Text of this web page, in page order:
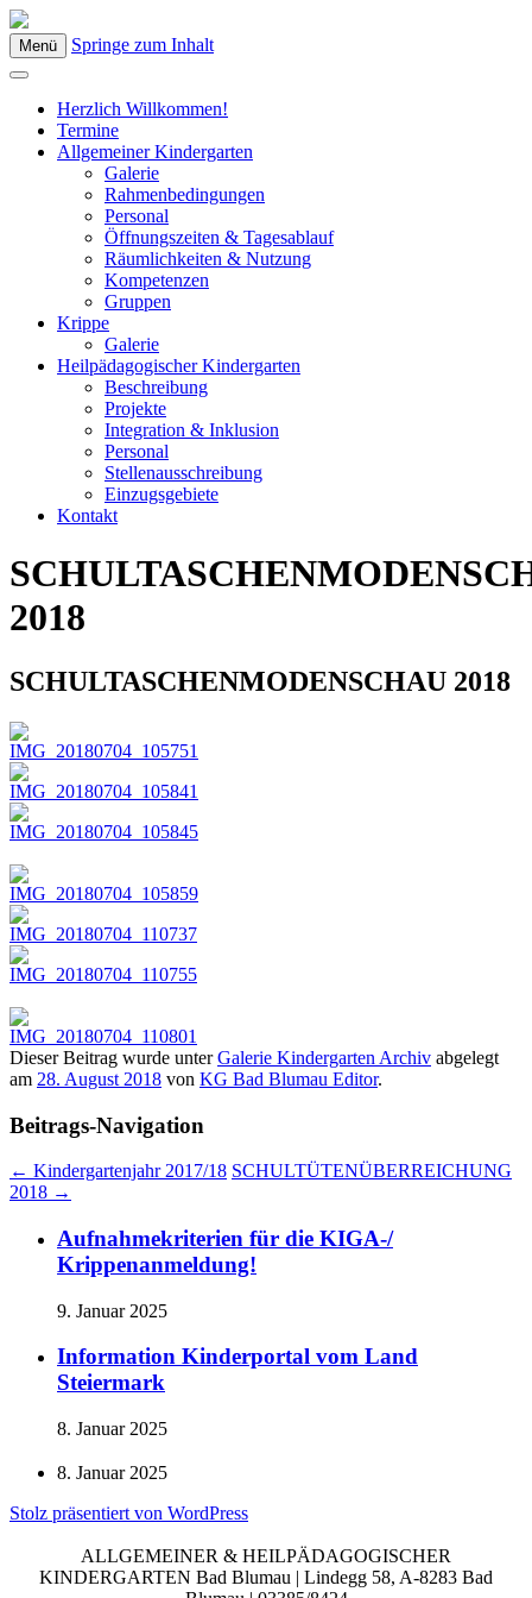
Kindergarten Bad Blumau
Menü Springe zum Inhalt
Herzlich Willkommen!
Termine
Allgemeiner Kindergarten
Galerie
Rahmenbedingungen
Personal
Öffnungszeiten & Tagesablauf
Räumlichkeiten & Nutzung
Kompetenzen
Gruppen
Krippe
Galerie
Heilpädagogischer Kindergarten
Beschreibung
Projekte
Integration & Inklusion
Personal
Stellenausschreibung
Einzugsgebiete
Kontakt
2018
SCHULTASCHENMODENSCHAU 2018
Dieser Beitrag wurde unterGalerie Kindergarten Archiv abgelegt
am 28. August 2018 von KG Bad Blumau Editor.
Beitrags-Navigation
← Kindergartenjahr 2017/18 SCHULTÜTENÜBERREICHUNG
2018 →
Aufnahmekriterien für die KIGA-/
Krippenanmeldung!
9. Januar 2025
Information Kinderportal vom Land
Steiermark
8. Januar 2025
8. Januar 2025
Stolz präsentiert von WordPress
ALLGEMEINER & HEILPÄDAGOGISCHER
KINDERGARTEN Bad Blumau | Lindegg 58, A-8283 Bad